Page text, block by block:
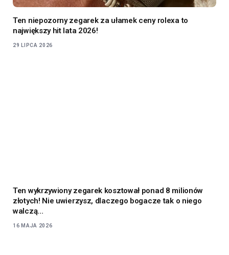
Ten niepozorny zegarek za ułamek ceny rolexa to
największy hit lata 2026!
29 LIPCA 2026
Ten wykrzywiony zegarek kosztował ponad 8 milionów
złotych! Nie uwierzysz, dlaczego bogacze tak o niego
walczą…
16 MAJA 2026